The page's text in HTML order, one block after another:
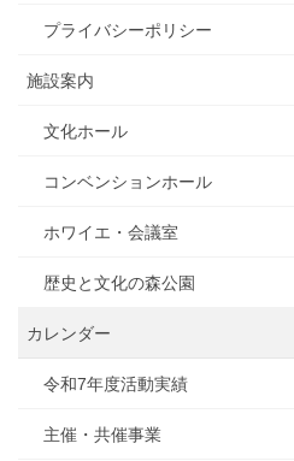
プライバシーポリシー
施設案内
文化ホール
コンベンションホール
ホワイエ・会議室
歴史と文化の森公園
カレンダー
令和7年度活動実績
主催・共催事業